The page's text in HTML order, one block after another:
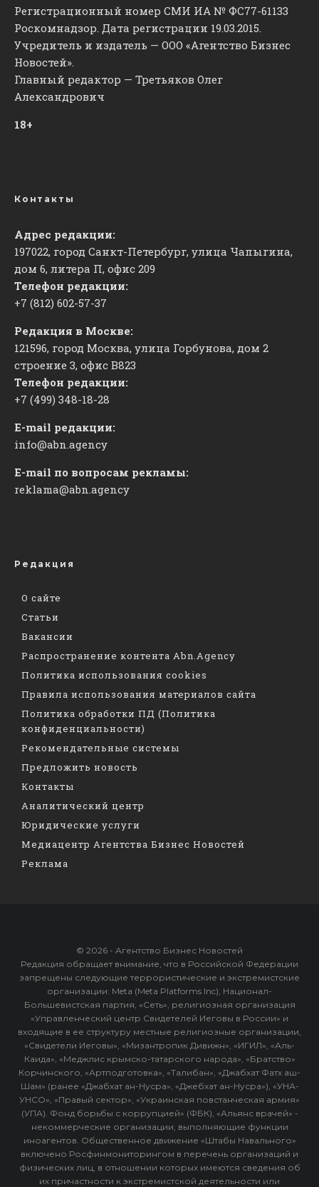
Регистрационный номер СМИ ИА № ФС77-61133
Роскомнадзор. Дата регистрации 19.03.2015.
Учредитель и издатель — ООО «Агентство Бизнес
Новостей».
Главный редактор — Третьяков Олег
Александрович
18+
Контакты
Адрес редакции:
197022, город Санкт-Петербург, улица Чапыгина,
дом 6, литера П, офис 209
Телефон редакции:
+7 (812) 602-57-37
Редакция в Москве:
121596, город Москва, улица Горбунова, дом 2
строение 3, офис ​В823
Телефон редакции:
+7 (499) 348-18-28
E-mail редакции:
info@abn.agency
E-mail по вопросам рекламы:
reklama@abn.agency
Редакция
О сайте
Статьи
Вакансии
Распространение контента Abn.Agency
Политика использования cookies
Правила использования материалов сайта
Политика обработки ПД (Политика
конфиденциальности)
Рекомендательные системы
Предложить новость
Контакты
Аналитический центр
Юридические услуги
Медиацентр Агентства Бизнес Новостей
Реклама
© 2026 - Агентство Бизнес Новостей
Редакция обращает внимание, что в Российской Федерации
запрещены следующие террористические и экстремистские
организации: Meta (Meta Platforms Inc), Национал-
Большевистская партия, «Сеть», религиозная организация
«Управленческий центр Свидетелей Иеговы в России» и
входящие в ее структуру местные религиозные организации,
«Свидетели Иеговы», «Мизантропик Дивижн», «ИГИЛ», «Аль-
Каида», «Меджлис крымско-татарского народа», «Братство»
Корчинского, «Артподготовка», «Талибан», «Джабхат Фатх аш-
Шам» (ранее «Джабхат ан-Нусра», «Джебхат ан-Нусра»), «УНА-
УНСО», «Правый сектор», «Украинская повстанческая армия»
(УПА). Фонд борьбы с коррупцией» (ФБК), «Альянс врачей» -
некоммерческие организации, выполняющие функции
иноагентов. Общественное движение «Штабы Навального»
включено Росфинмониторингом в перечень организаций и
физических лиц, в отношении которых имеются сведения об
их причастности к экстремистской деятельности или